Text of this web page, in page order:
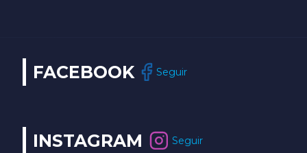
FACEBOOK Seguir
INSTAGRAM Seguir